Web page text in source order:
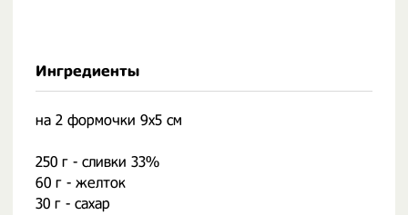
Ингредиенты
на 2 формочки 9х5 см
250 г - сливки 33%
60 г - желток
30 г - сахар